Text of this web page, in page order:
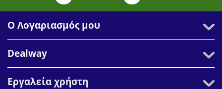
Ο Λογαριασμός μου
Dealway
Εργαλεία χρήστη